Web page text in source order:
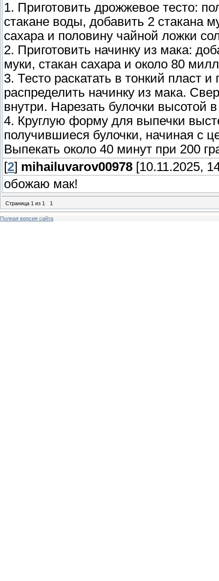
1. Приготовить дрожжевое тесто:
стакане воды, добавить 2 стакана
сахара и половину чайной ложки
2. Приготовить начинку из мака:
муки, стакан сахара и около 80
3. Тесто раскатать в тонкий пласт
распределить начинку из мака.
внутри. Нарезать булочки высотой
4. Круглую форму для выпечки
получившиеся булочки, начиная с
Выпекать около 40 минут при 200
[2] mihailuvarov00978 [10.11.2025,
обожаю мак!
Страница 1 из 1 1
Полная версия сайта